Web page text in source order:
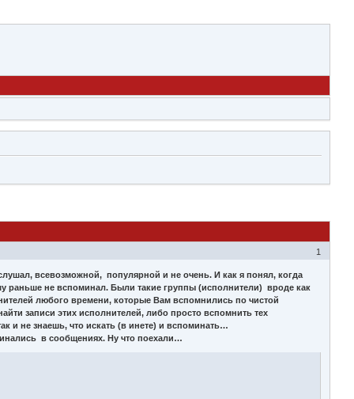
1
всевозможной, популярной и не очень. И как я понял, когда
раньше не вспоминал. Были такие группы (исполнители) вроде как
любого времени, которые Вам вспомнились по чистой
записи этих исполнителей, либо просто вспомнить тех
и не знаешь, что искать (в инете) и вспоминать…
в сообщениях. Ну что поехали…